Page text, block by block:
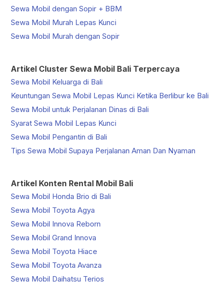
Sewa Mobil dengan Sopir + BBM
Sewa Mobil Murah Lepas Kunci
Sewa Mobil Murah dengan Sopir
Artikel Cluster Sewa Mobil Bali Terpercaya
Sewa Mobil Keluarga di Bali
Keuntungan Sewa Mobil Lepas Kunci Ketika Berlibur ke Bali
Sewa Mobil untuk Perjalanan Dinas di Bali
Syarat Sewa Mobil Lepas Kunci
Sewa Mobil Pengantin di Bali
Tips Sewa Mobil Supaya Perjalanan Aman Dan Nyaman
Artikel Konten Rental Mobil Bali
Sewa Mobil Honda Brio di Bali
Sewa Mobil Toyota Agya
Sewa Mobil Innova Reborn
Sewa Mobil Grand Innova
Sewa Mobil Toyota Hiace
Sewa Mobil Toyota Avanza
Sewa Mobil Daihatsu Terios